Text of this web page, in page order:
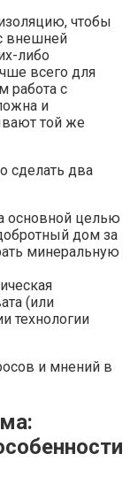
чтобы
внешней
либо
всего для
работа с
и
той же
сделать два
основной целью
дом за
минеральную
(или
технологии
и мнений в